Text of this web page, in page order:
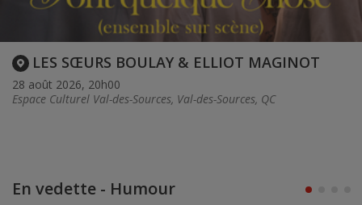
LES SŒURS BOULAY & ELLIOT MAGINOT
28 août 2026, 20h00
Espace Culturel Val-des-Sources, Val-des-Sources, QC
En vedette - Humour